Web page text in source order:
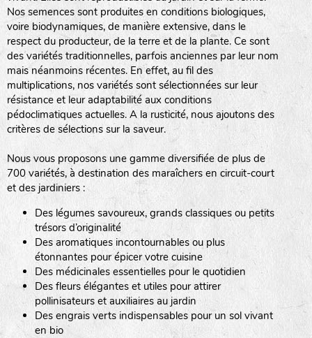
Nos semences sont produites en conditions biologiques,
voire biodynamiques, de manière extensive, dans le
respect du producteur, de la terre et de la plante. Ce sont
des variétés traditionnelles, parfois anciennes par leur nom
mais néanmoins récentes. En effet, au fil des
multiplications, nos variétés sont sélectionnées sur leur
résistance et leur adaptabilité aux conditions
pédoclimatiques actuelles. A la rusticité, nous ajoutons des
critères de sélections sur la saveur.
Nous vous proposons une gamme diversifiée de plus de
700 variétés, à destination des maraîchers en circuit-court
et des jardiniers :
Des légumes savoureux, grands classiques ou petits
trésors d’originalité
Des aromatiques incontournables ou plus
étonnantes pour épicer votre cuisine
Des médicinales essentielles pour le quotidien
Des fleurs élégantes et utiles pour attirer
pollinisateurs et auxiliaires au jardin
Des engrais verts indispensables pour un sol vivant
en bio
haies
zone sauvage
tas de compost
fleurs
animaux domestiques